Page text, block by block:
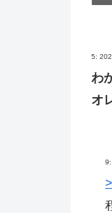
5:
わ
オ
9: